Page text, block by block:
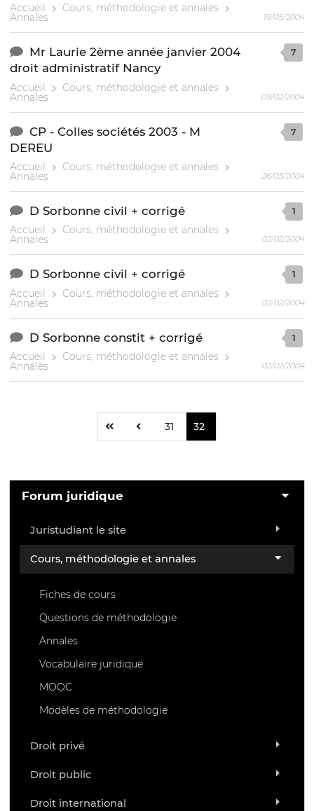
Accueil Cours, méthodologie et annales
Annales 19/05/2004
Mr Laurie 2ème année janvier 2004
droit administratif Nancy
Accueil Cours, méthodologie et annales
Annales
7
09/02/2004
CP - Colles sociétés 2003 - M
DEREU
Accueil Cours, méthodologie et annales
Annales
7
26/03/2004
D Sorbonne civil + corrigé
Accueil Cours, méthodologie et annales
Annales
1
02/02/2004
D Sorbonne civil + corrigé
Accueil Cours, méthodologie et annales
Annales
1
02/02/2004
D Sorbonne constit + corrigé
Accueil Cours, méthodologie et annales
Annales
1
02/02/2004
31 32
Forum juridique
Juristudiant le site
Cours, méthodologie et annales
Fiches de cours
Questions de méthodologie
Annales
Vocabulaire juridique
MOOC
Modèles de méthodologie
Droit privé
Droit public
Droit international